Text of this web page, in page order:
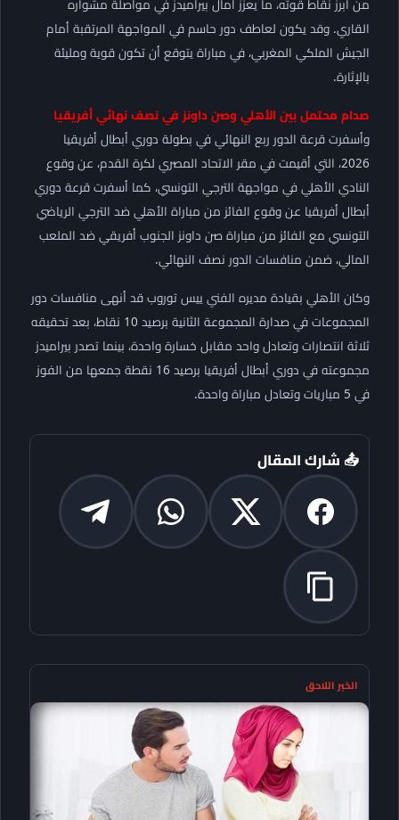
من أبرز نقاط قوته، ما يعزز آمال بيراميدز في مواصلة مشواره
القاري. وقد يكون لعاطف دور حاسم في المواجهة المرتقبة أمام
الجيش الملكي المغربي، في مباراة يتوقع أن تكون قوية ومليئة
بالإثارة.
صدام محتمل بين الأهلي وصن داونز في نصف نهائي أفريقيا
وأسفرت قرعة الدور ربع النهائي في بطولة دوري أبطال أفريقيا
2026، التي أقيمت في مقر الاتحاد المصري لكرة القدم، عن وقوع
النادي الأهلي في مواجهة الترجي التونسي، كما أسفرت قرعة دوري
أبطال أفريقيا عن وقوع الفائز من مباراة الأهلي ضد الترجي الرياضي
التونسي مع الفائز من مباراة صن داونز الجنوب أفريقي ضد الملعب
المالي، ضمن منافسات الدور نصف النهائي.
وكان الأهلي بقيادة مديره الفني ييس توروب قد أنهى منافسات دور
المجموعات في صدارة المجموعة الثانية برصيد 10 نقاط، بعد تحقيقه
ثلاثة انتصارات وتعادل واحد مقابل خسارة واحدة، بينما تصدر بيراميدز
مجموعته في دوري أبطال أفريقيا برصيد 16 نقطة جمعها من الفوز
في 5 مباريات وتعادل مباراة واحدة.
📤 شارك المقال
الخبر اللاحق